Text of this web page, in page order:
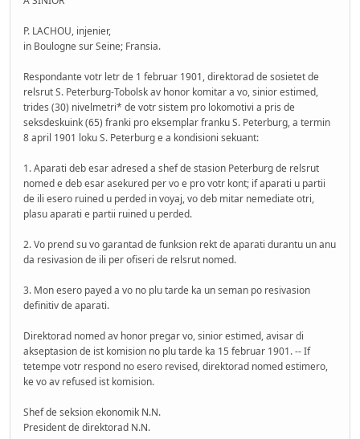
P. LACHOU, injenier,
in Boulogne sur Seine; Fransia.
Respondante votr letr de 1 februar 1901, direktorad de sosietet de
relsrut S. Peterburg-Tobolsk av honor komitar a vo, sinior estimed,
trides (30) nivelmetri* de votr sistem pro lokomotivi a pris de
seksdeskuink (65) franki pro eksemplar franku S. Peterburg, a termin
8 april 1901 loku S. Peterburg e a kondisioni sekuant:
1. Aparati deb esar adresed a shef de stasion Peterburg de relsrut
nomed e deb esar asekured per vo e pro votr kont; if aparati u partii
de ili esero ruined u perded in voyaj, vo deb mitar nemediate otri,
plasu aparati e partii ruined u perded.
2. Vo prend su vo garantad de funksion rekt de aparati durantu un anu
da resivasion de ili per ofiseri de relsrut nomed.
3. Mon esero payed a vo no plu tarde ka un seman po resivasion
definitiv de aparati.
Direktorad nomed av honor pregar vo, sinior estimed, avisar di
akseptasion de ist komision no plu tarde ka 15 februar 1901. -- If
tetempe votr respond no esero revised, direktorad nomed estimero,
ke vo av refused ist komision.
Shef de seksion ekonomik N.N.
President de direktorad N.N.